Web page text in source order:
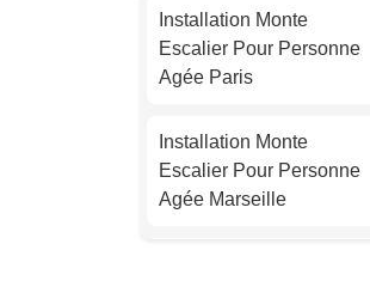
Installation Monte
Escalier Pour Personne
Agée Paris
Installation Monte
Escalier Pour Personne
Agée Marseille